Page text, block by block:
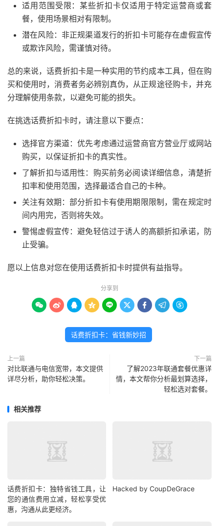
适用范围受限：某些折扣卡仅适用于特定运营商或套
餐，使用场景相对有限制。
潜在风险：非正规渠道发行的折扣卡可能存在虚假宣传
或欺诈风险，需谨慎对待。
总的来说，话费折扣卡是一种实用的节约成本工具，但在购
买和使用时，消费者务必辨别真伪，从正规途径购卡，并充
分理解使用条款，以避免可能的损失。
在挑选话费折扣卡时，请注意以下要点：
选择官方渠道：优先考虑通过运营商官方营业厅或网站
购买，以保证折扣卡的真实性。
了解折扣与适用性：购买前务必阅读详细信息，清楚折
扣率和使用范围，选择最适合自己的卡种。
关注有效期：部分折扣卡有使用期限限制，需在规定时
间内用完，否则将失效。
警惕虚假宣传：避免轻信过于诱人的高额折扣承诺，防
止受骗。
愿以上信息对您在使用话费折扣卡时提供有益指导。
分享到
        
话费折扣卡：省钱新妙招
上一篇
对比联通与电信宽带，本文提供
详尽分析，助你轻松决策。
下一篇
了解2023年联通套餐优惠详
情，本文帮你分析最划算选择，
轻松选对套餐。
相关推荐
话费折扣卡：独特省钱工具，让
您的通信费用立减，轻松享受优
惠，沟通从此更经济。
Hacked by CoupDeGrace